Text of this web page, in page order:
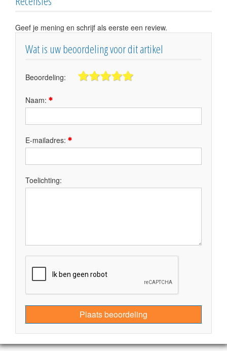
Geef je mening en schrijf als eerste een review.
Wat is uw beoordeling voor dit artikel
Beoordeling:
Naam:
E-mailadres:
Toelichting:
Plaats beoordeling